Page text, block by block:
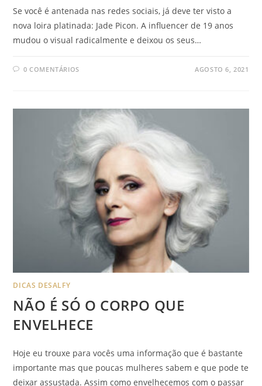
Se você é antenada nas redes sociais, já deve ter visto a
nova loira platinada: Jade Picon. A influencer de 19 anos
mudou o visual radicalmente e deixou os seus…
0 COMENTÁRIOS AGOSTO 6, 2021
DICAS DESALFY
NÃO É SÓ O CORPO QUE
ENVELHECE
Hoje eu trouxe para vocês uma informação que é bastante
importante mas que poucas mulheres sabem e que pode te
deixar assustada. Assim como envelhecemos com o passar